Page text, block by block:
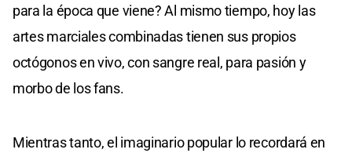
para la época que viene? Al mismo tiempo, hoy las
artes marciales combinadas tienen sus propios
octógonos en vivo, con sangre real, para pasión y
morbo de los fans.
Mientras tanto, el imaginario popular lo recordará en